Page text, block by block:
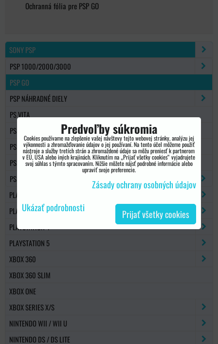
Ochranná fólia pre PSP GO
SONY PSP
PSP 1000/2000/3000
PSP GO
PSP NÁHRADNÉ DIELY
PS VITA
PSP PAMÄŤOVÉ KARTY
PSP KONZOLY
PSP / PSV HRY
PSP UNDERCONTROL
PLAYSTATION 2
PLAYSTATION 3
PLAYSTATION 4
PLAYSTATION 5
XBOX 360
XBOX 360 SLIM
XBOX ONE
XBOX SERIES X/S
NINTENDO WII / WII U
NINTENDO DS / DS LITE
Predvoľby súkromia
Cookies používame na zlepšenie vašej návštevy tejto webovej stránky, analýzu jej
výkonnosti a zhromažďovanie údajov o jej používaní. Na tento účel môžeme použiť
nástroje a služby tretích strán a zhromaždené údaje sa môžu preniesť k partnerom
v EÚ, USA alebo iných krajinách. Kliknutím na „Prijať všetky cookies“ vyjadrujete
svoj súhlas s týmto spracovaním. Nižšie môžete nájsť podrobné informácie alebo
upraviť svoje preferencie.
Zásady ochrany osobných údajov
Ukázať podrobnosti
Prijať všetky cookies